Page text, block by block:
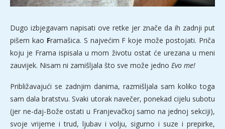
Dugo izbjegavam napisati ove retke jer znače da ih zadnji put
pišem kao Framašica. S najvećim F koje može postojati. Priča
koju je Frama ispisala u mom životu ostat će urezana u meni
zauvijek. Nisam ni zamišljala što sve može jedno Evo me!
Približavajući se zadnjim danima, razmišljala sam koliko toga
sam dala bratstvu. Svaki utorak navečer, ponekad cijelu subotu
(jer ne-daj-Bože ostati u Franjevačkoj samo na jednoj sekciji),
svoje vrijeme i trud, ljubav i volju, sigurno i suze i prepirke,